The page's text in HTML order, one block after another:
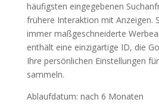
häufigsten eingegebenen
frühere Interaktion mit Anzeigen.
immer maßgeschneiderte
enthält eine einzigartige ID, die
Ihre persönlichen Einstellungen
sammeln.
Ablaufdatum: nach 6 Monaten